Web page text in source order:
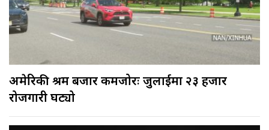
अमेरिकी श्रम बजार कमजोरः जुलाईमा २३ हजार
रोजगारी घट्यो